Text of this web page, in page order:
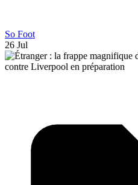
So Foot
26 Jul